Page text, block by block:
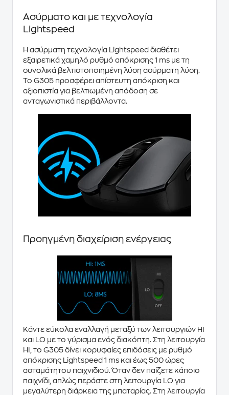
Ασύρματο και με τεχνολογία
Lightspeed
Η ασύρματη τεχνολογία Lightspeed διαθέτει
εξαιρετικά χαμηλό ρυθμό απόκρισης 1 ms με τη
συνολικά βελτιστοποιημένη λύση ασύρματη λύση.
Το G305 προσφέρει απίστευτη απόκριση και
αξιοπιστία για βελτιωμένη απόδοση σε
ανταγωνιστικά περιβάλλοντα.
Προηγμένη διαχείριση ενέργειας
Κάντε εύκολα εναλλαγή μεταξύ των λειτουργιών HI
και LO με το γύρισμα ενός διακόπτη. Στη λειτουργία
HI, το G305 δίνει κορυφαίες επιδόσεις με ρυθμό
απόκρισης Lightspeed 1 ms και έως 500 ώρες
ασταμάτητου παιχνιδιού. Όταν δεν παίζετε κάποιο
παιχνίδι, απλώς περάστε στη λειτουργία LO για
μεγαλύτερη διάρκεια της μπαταρίας. Στη λειτουργία